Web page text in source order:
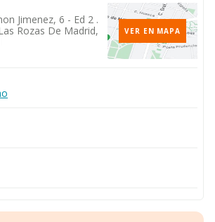
Jimenez, 6 - Ed 2 .
Rozas De Madrid,
VER EN MAPA